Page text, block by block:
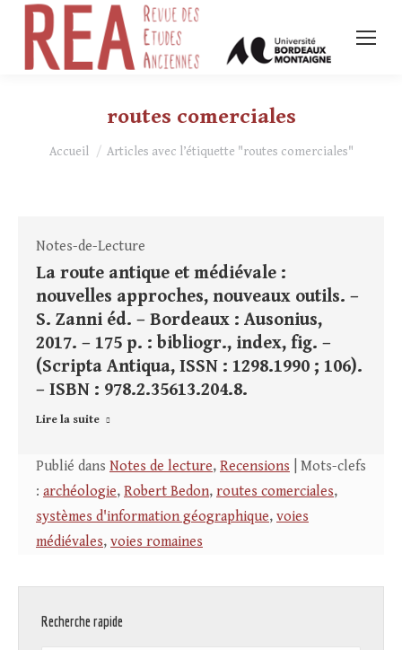
routes comerciales
Vous êtes ici :
Accueil Articles avec l’étiquette "routes comerciales"
Notes-de-Lecture
La route antique et médiévale :
nouvelles approches, nouveaux outils. –
S. Zanni éd. – Bordeaux : Ausonius,
2017. – 175 p. : bibliogr., index, fig. –
(Scripta Antiqua, ISSN : 1298.1990 ; 106).
– ISBN : 978.2.35613.204.8.
Lire la suite
Publié dans Notes de lecture, Recensions | Mots-clefs
: archéologie, Robert Bedon, routes comerciales,
systèmes d'information géographique, voies
médiévales, voies romaines
Recherche rapide